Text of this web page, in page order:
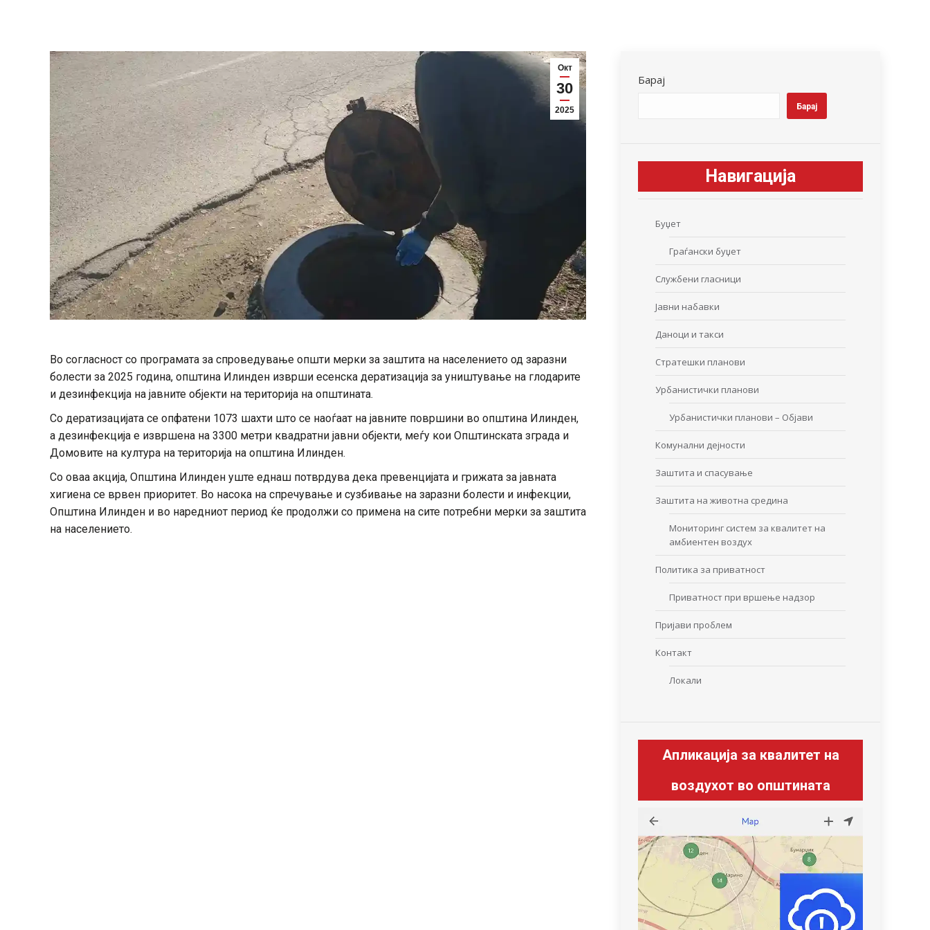
Окт
30
2025
Во согласност со програмата за спроведување општи мерки за заштита на населението од заразни
болести за 2025 година, општина Илинден изврши есенска дератизација за уништување на глодарите
и дезинфекција на јавните објекти на територија на општината.
Со дератизацијата се опфатени 1073 шахти што се наоѓаат на јавните површини во општина Илинден,
а дезинфекција е извршена на 3300 метри квадратни јавни објекти, меѓу кои Општинската зграда и
Домовите на култура на територија на општина Илинден.
Со оваа акција, Општина Илинден уште еднаш потврдува дека превенцијата и грижата за јавната
хигиена се врвен приоритет. Во насока на спречување и сузбивање на заразни болести и инфекции,
Општина Илинден и во наредниот период ќе продолжи со примена на сите потребни мерки за заштита
на населението.
Барај
Барај
Навигација
Буџет
Граѓански буџет
Службени гласници
Јавни набавки
Даноци и такси
Стратешки планови
Урбанистички планови
Урбанистички планови – Објави
Комунални дејности
Заштита и спасување
Заштита на животна средина
Мониторинг систем за квалитет на
амбиентен воздух
Политика за приватност
Приватност при вршење надзор
Пријави проблем
Контакт
Локали
Апликација за квалитет на
воздухот во општината